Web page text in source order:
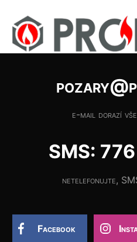
e-mail dorazí
SMS:
netelefonujte,
Facebook